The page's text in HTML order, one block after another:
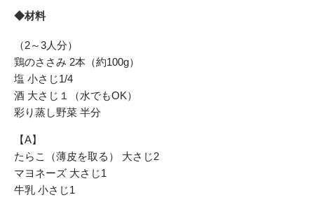
◆材料
（2～3人分）
鶏のささみ 2本（約100g）
塩 小さじ1/4
酒 大さじ１（水でもOK）
彩り蒸し野菜 半分
【A】
たらこ（薄皮を取る） 大さじ2
マヨネーズ 大さじ1
牛乳 小さじ1